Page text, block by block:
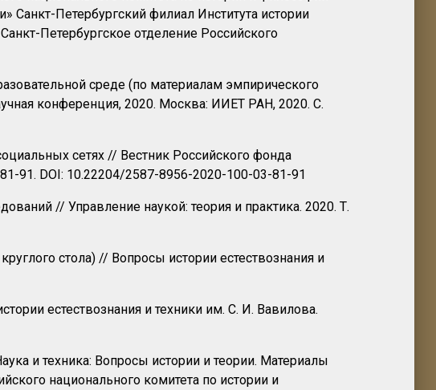
Санкт-Петербургский филиал Института истории
Петербургское отделение Российского
среде (по материалам эмпирического
конференция, 2020. Москва: ИИЕТ РАН, 2020. С.
сетях // Вестник Российского фонда
91. DOI: 10.22204/2587-8956-2020-100-03-81-91
// Управление наукой: теория и практика. 2020. Т.
стола) // Вопросы истории естествознания и
естествознания и техники им. С. И. Вавилова.
и техника: Вопросы истории и теории. Материалы
национального комитета по истории и